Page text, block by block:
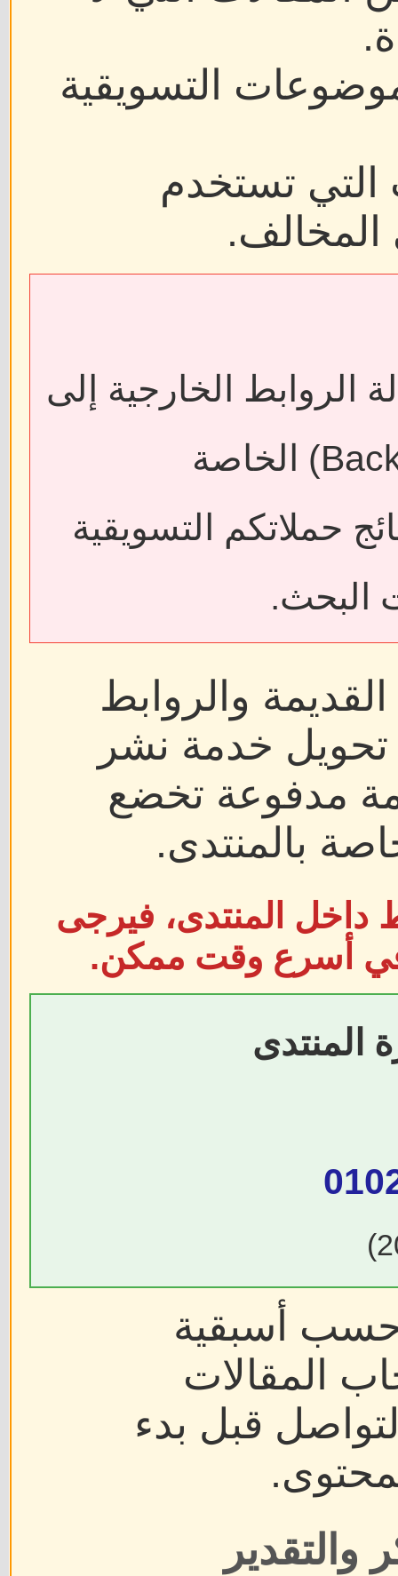
التسويقية
تستخدم
المخالف.
الروابط الخارجية إلى
فقدان الروابط الخلفية (Backlinks) الخاصة
حملاتكم التسويقية
البحث.
والروابط
تحويل خدمة نشر
مدفوعة تخضع
بالمنتدى.
داخل المنتدى، فيرجى
في أسرع وقت ممكن.
المنتدى
حسب أسبقية
المقالات
قبل بدء